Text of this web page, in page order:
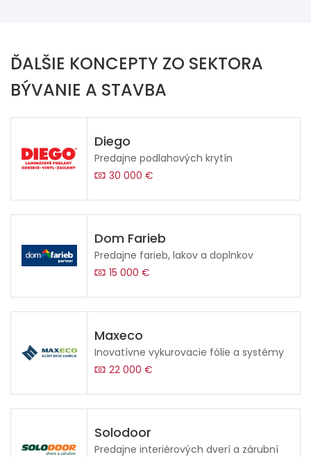
ĎALŠIE KONCEPTY ZO SEKTORA
BÝVANIE A STAVBA
Diego
Predajne podlahových krytín
30 000 €
Dom Farieb
Predajne farieb, lakov a doplnkov
15 000 €
Maxeco
Inovatívne vykurovacie fólie a systémy
22 000 €
Solodoor
Predajne interiérových dverí a zárubní